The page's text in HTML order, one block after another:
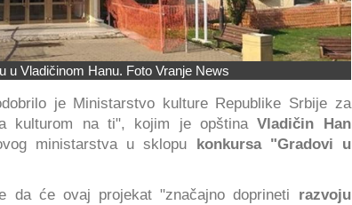
u Vladičinom Hanu. Foto Vranje News
je Ministarstvo kulture Republike Srbije za
kulturom na ti", kojim je opštinaVladičin Han
ministarstva u sklopu
konkursa "Gradovi u
da će ovaj projekat "značajno doprineti razvoju